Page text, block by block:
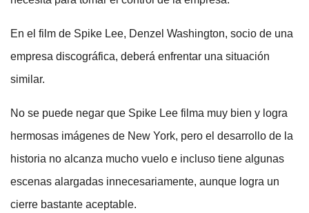
En el film de Spike Lee, Denzel Washington, socio de una
empresa discográfica, deberá enfrentar una situación
similar.
No se puede negar que Spike Lee filma muy bien y logra
hermosas imágenes de New York, pero el desarrollo de la
historia no alcanza mucho vuelo e incluso tiene algunas
escenas alargadas innecesariamente, aunque logra un
cierre bastante aceptable.